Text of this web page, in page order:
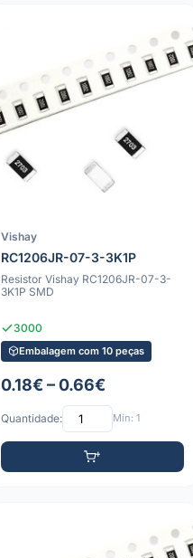
Vishay
RC1206JR-07-3-3K1P
Resistor Vishay RC1206JR-07-3-
3K1P SMD
3000
Embalagem com 10 peças
0.18€ – 0.66€
Quantidade: Mín: 1